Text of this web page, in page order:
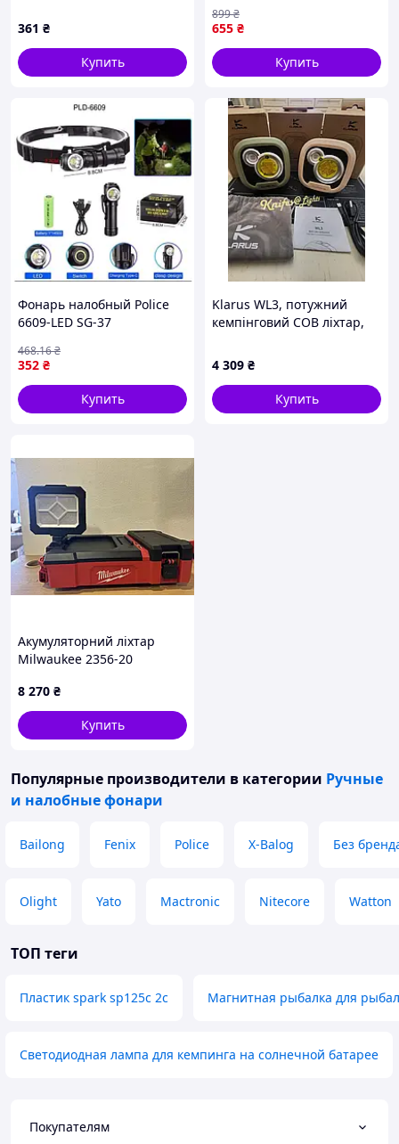
ip44, встроенный аккум,
6400K, BOX
361 ₴
Купить
10W W689-3 1500 mAh
3xCOB+XPE 1000LM USB
Type-C IPX4 Черный D6-
2026
655 ₴
899₴
Купить
Фонарь налобный Police
6609-LED SG-37
352 ₴
468.16₴
Купить
Klarus WL3, потужний
кемпінговий COB ліхтар,
4 309 ₴
Купить
Акумуляторний ліхтар
Milwaukee 2356-20
8 270 ₴
Купить
Популярные производители в категории Ручные
и налобные фонари
Bailong Fenix Police X-Balog Без
Olight Yato Mactronic Nitecore Watton
ТОП теги
Пластик spark sp125c 2c Магнитная рыбалка для
Светодиодная лампа для кемпинга на солнечной батарее
Покупателям